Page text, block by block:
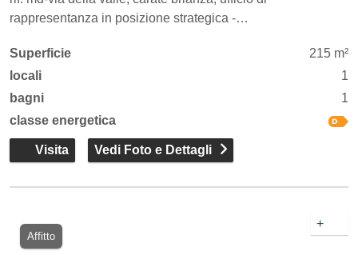
rappresentanza in posizione strategica -…
Superficie
215 m²
locali
1
bagni
1
classe energetica
Visita Vedi Foto e Dettagli
Affitto
+